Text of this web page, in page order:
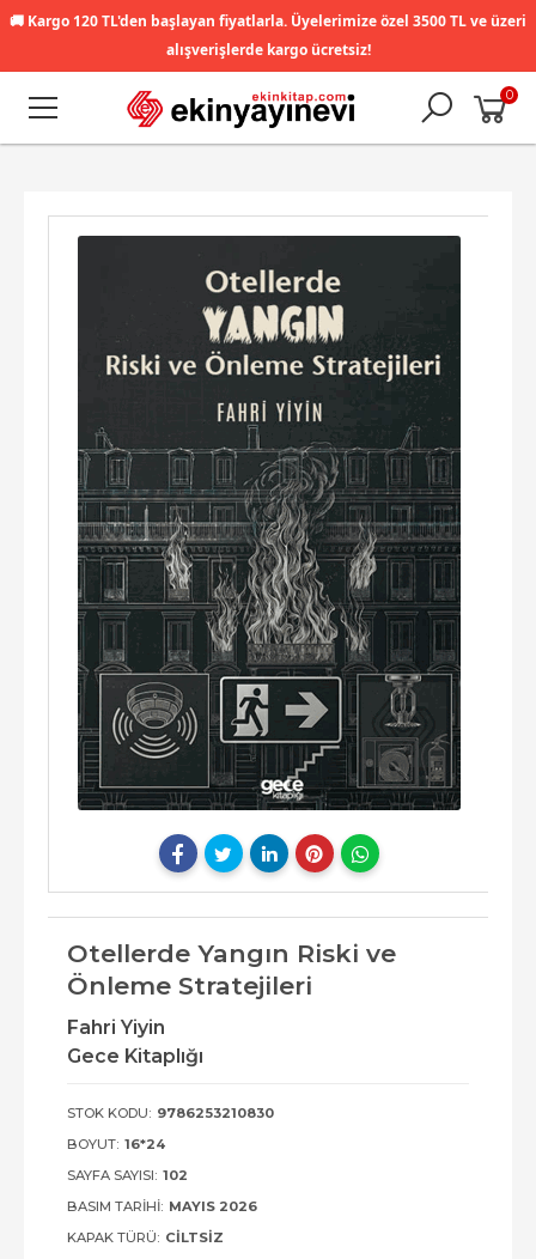
🚚 Kargo 120 TL'den başlayan fiyatlarla. Üyelerimize özel 3500 TL ve üzeri
alışverişlerde kargo ücretsiz!
0
Otellerde Yangın Riski ve
Önleme Stratejileri
Fahri Yiyin
Gece Kitaplığı
STOK KODU: 9786253210830
BOYUT: 16*24
SAYFA SAYISI: 102
BASIM TARIHI: MAYIS 2026
KAPAK TÜRÜ: CILTSIZ